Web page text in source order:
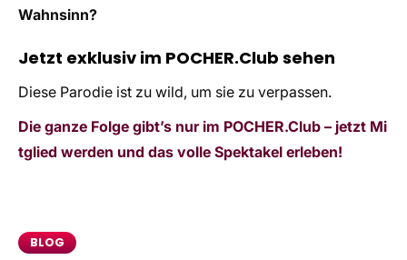
Wahnsinn?
Jetzt exklusiv im POCHER.Club sehen
Diese Parodie ist zu wild, um sie zu verpassen.
Die ganze Folge gibt’s nur im POCHER.Club – jetzt Mi
tglied werden und das volle Spektakel erleben!
BLOG